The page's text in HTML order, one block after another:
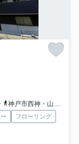
神戸市西神・山手線「名谷」駅 徒歩32分
フローリング